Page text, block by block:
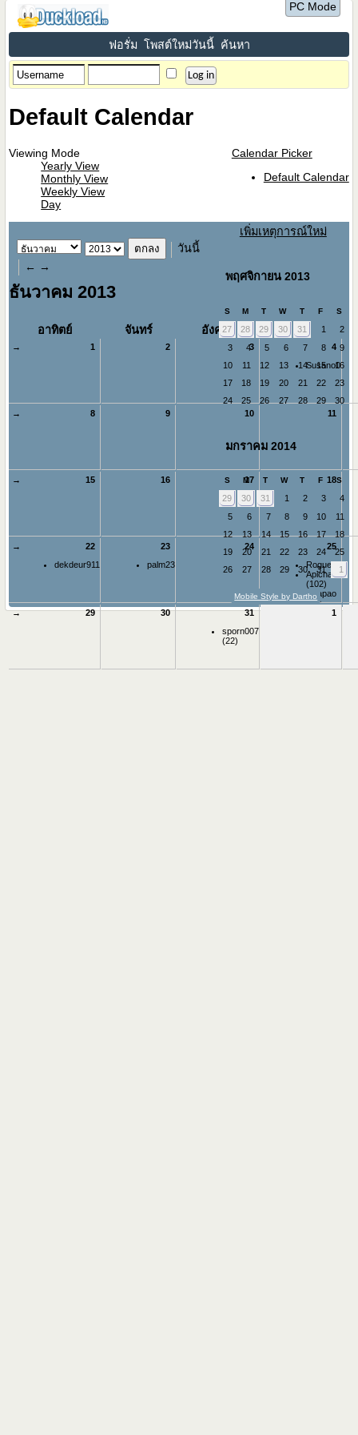
PC Mode
ฟอรั่ม โพสต์ใหม่วันนี้ ค้นหา
Default Calendar
Calendar Picker
Default Calendar
Viewing Mode
Yearly View
Monthly View
Weekly View
Day
วันนี้
← →
ธันวาคม 2013
อาทิตย์ จันทร์ อังคาร พุธ
→ 1 2 3
4
Susano0
→ 8 9 10 11
→ 15 16 17 18
→
22
dekdeur911
23
palm23
24
25
Rogue4k
Apichat
(102)
zalapao
(20)
→
29 30
31
sporn007
(22)
1
เพิ่มเหตุการณ์ใหม่
พฤศจิกายน 2013
S M T W T F S
27 28 29 30 31 1
2
3
4 5 6 7 8
9
10
11 12 13 14 15
16
17
18 19 20 21 22
23
24
25 26 27 28 29 30
มกราคม 2014
S M T W T F S
29 30 31 1 2 3
4
5
6 7 8 9 10
11
12
13 14 15 16 17
18
19
20 21 22 23 24
25
26
27 28 29 30 31 1
Mobile Style by Dartho